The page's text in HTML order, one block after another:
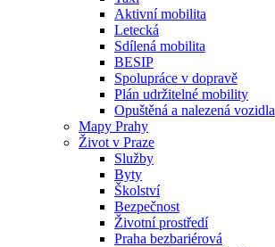
Aktivní mobilita
Letecká
Sdílená mobilita
BESIP
Spolupráce v dopravě
Plán udržitelné mobility
Opuštěná a nalezená vozidla
Mapy Prahy
Život v Praze
Služby
Byty
Školství
Bezpečnost
Životní prostředí
Praha bezbariérová